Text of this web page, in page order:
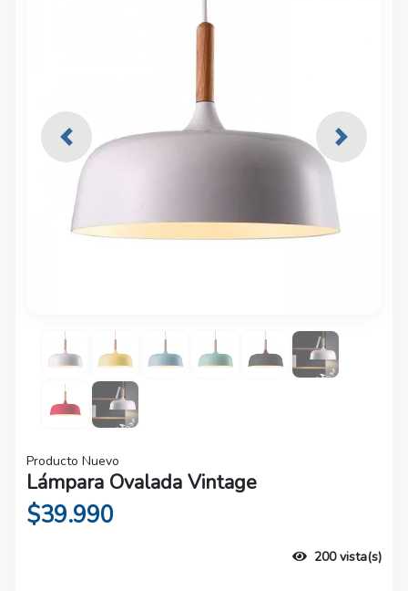
Previous Next
Producto Nuevo
Lámpara Ovalada Vintage
$39.990
200 vista(s)